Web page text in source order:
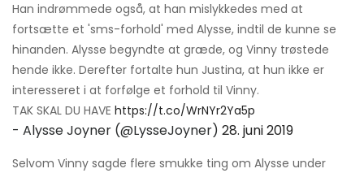
Han indrømmede også, at han mislykkedes med at
fortsætte et 'sms-forhold' med Alysse, indtil de kunne se
hinanden. Alysse begyndte at græde, og Vinny trøstede
hende ikke. Derefter fortalte hun Justina, at hun ikke er
interesseret i at forfølge et forhold til Vinny.
TAK SKAL DU HAVE https://t.co/WrNYr2Ya5p
- Alysse Joyner (@LysseJoyner) 28. juni 2019
Selvom Vinny sagde flere smukke ting om Alysse under